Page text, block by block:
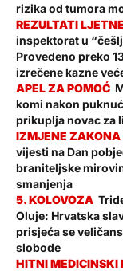
rizika od tumora
inspektorat u
Provedeno preko
izrečene kazne
komi nakon
prikuplja novac za
vijesti na Dan
braniteljske
smanjenja
Oluje: Hrvatska
prisjeća se
slobode